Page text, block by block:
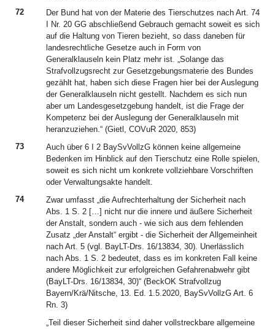
72
Der Bund hat von der Materie des Tierschutzes nach Art. 74
I Nr. 20 GG abschließend Gebrauch gemacht soweit es sich
auf die Haltung von Tieren bezieht, so dass daneben für
landesrechtliche Gesetze auch in Form von
Generalklauseln kein Platz mehr ist. „Solange das
Strafvollzugsrecht zur Gesetzgebungsmaterie des Bundes
gezählt hat, haben sich diese Fragen hier bei der Auslegung
der Generalklauseln nicht gestellt. Nachdem es sich nun
aber um Landesgesetzgebung handelt, ist die Frage der
Kompetenz bei der Auslegung der Generalklauseln mit
heranzuziehen.“ (Gietl, COVuR 2020, 853)
73
Auch über 6 I 2 BaySvVollzG können keine allgemeine
Bedenken im Hinblick auf den Tierschutz eine Rolle spielen,
soweit es sich nicht um konkrete vollziehbare Vorschriften
oder Verwaltungsakte handelt.
74
Zwar umfasst „die Aufrechterhaltung der Sicherheit nach
Abs. 1 S. 2 […] nicht nur die innere und äußere Sicherheit
der Anstalt, sondern auch - wie sich aus dem fehlenden
Zusatz „der Anstalt“ ergibt - die Sicherheit der Allgemeinheit
nach Art. 5 (vgl. BayLT-Drs. 16/13834, 30). Unerlässlich
nach Abs. 1 S. 2 bedeutet, dass es im konkreten Fall keine
andere Möglichkeit zur erfolgreichen Gefahrenabwehr gibt
(BayLT-Drs. 16/13834, 30)“ (BeckOK Strafvollzug
Bayern/Krä/Nitsche, 13. Ed. 1.5.2020, BaySvVollzG Art. 6
Rn. 3)
„Teil dieser Sicherheit sind daher vollstreckbare allgemeine